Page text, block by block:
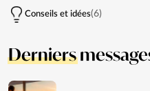
Conseils et idées(6)
Derniers